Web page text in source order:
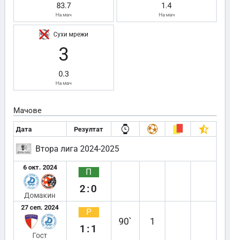
83.7
На мач
1.4
На мач
Сухи мрежи
3
0.3
На мач
Мачове
Дата Резултат
Втора лига 2024-2025
6 окт. 2024
Домакин
П
2:0
27 сеп. 2024
Гост
Р
1:1
90` 1